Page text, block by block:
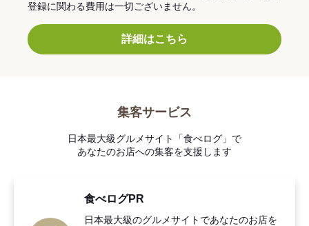
登録に関わる費用は一切ございません。
詳細はこちら
集客サービス
日本最大級グルメサイト「食べログ」で
あなたのお店への集客を支援します
食べログPR
日本最大級のグルメサイトであなたのお店を